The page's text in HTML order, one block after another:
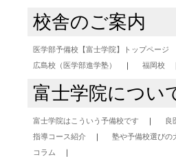
校舎のご案内
医学部予備校【富士学院】トップページ
広島校（医学部進学塾）
福岡校
富士学院につい
富士学院はこういう予備校です 良
指導コース紹介
塾や予備校選びの
コラム